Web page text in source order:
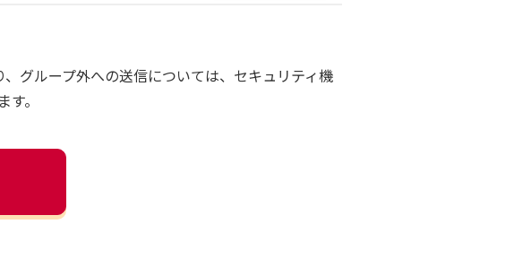
グループ外への送信については、セキュリティ機
。